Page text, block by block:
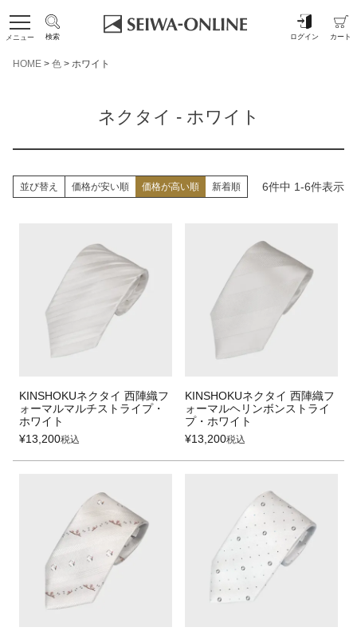
メニュー 検索 ログイン カート
HOME 色 ホワイト
ネクタイ - ホワイト
並び替え 価格が安い順 価格が高い順 新着順 6件中 1-6件表示
KINSHOKUネクタイ 西陣織フ
ォーマルマルチストライプ・
ホワイト
¥13,200税込
KINSHOKUネクタイ 西陣織フ
ォーマルヘリンボンストライ
プ・ホワイト
¥13,200税込